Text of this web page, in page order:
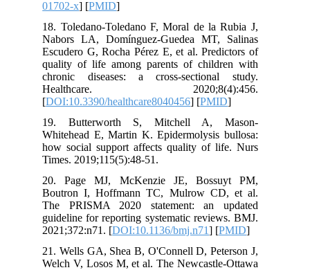
18. Toledano-Toledano F, Moral de la
Nabors LA, Domínguez-Guedea
Escudero G, Rocha Pérez E, et al.
quality of life among parents of
chronic diseases: a cross-
Healthcare.
[DOI:10.3390/healthcare8040456
19. Butterworth S, Mitchell A,
Whitehead E, Martin K.
how social support affects quality of
Times. 2019;115(5):48-51.
20. Page MJ, McKenzie JE,
Boutron I, Hoffmann TC, Mulrow
The PRISMA 2020 statement: an
guideline for reporting systematic
2021;372:n71. [DOI:10.1136/bmj.n71
21. Wells GA, Shea B, O'Connell D,
Welch V, Losos M, et al. The